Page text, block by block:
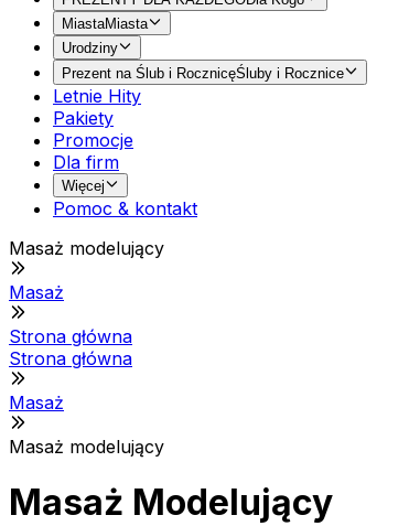
MiastaMiasta
Urodziny
Prezent na Ślub i RocznicęŚluby i Rocznice
Letnie Hity
Pakiety
Promocje
Dla firm
Więcej
Pomoc & kontakt
Masaż modelujący
Masaż
Strona główna
Strona główna
Masaż
Masaż modelujący
Masaż Modelujący